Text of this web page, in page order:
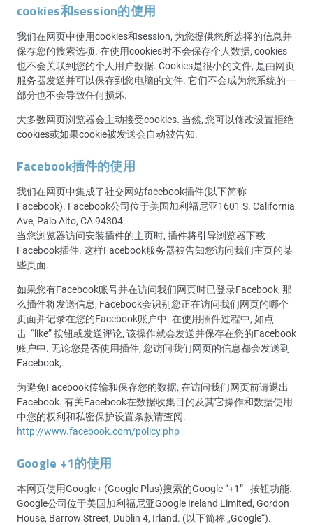
cookies和session的使用
我们在网页中使用cookies和session, 为您提供您所选择的信息并
保存您的搜索选项. 在使用cookies时不会保存个人数据, cookies
也不会关联到您的个人用户数据. Cookies是很小的文件, 是由网页
服务器发送并可以保存到您电脑的文件. 它们不会成为您系统的一
部分也不会导致任何损坏.
大多数网页浏览器会主动接受cookies. 当然, 您可以修改设置拒绝
cookies或如果cookie被发送会自动被告知.
Facebook插件的使用
我们在网页中集成了社交网站facebook插件(以下简称
Facebook). Facebook公司位于美国加利福尼亚1601 S. California
Ave, Palo Alto, CA 94304.
当您浏览器访问安装插件的主页时, 插件将引导浏览器下载
Facebook插件. 这样Facebook服务器被告知您访问我们主页的某
些页面.
如果您有Facebook账号并在访问我们网页时已登录Facebook, 那
么插件将发送信息, Facebook会识别您正在访问我们网页的哪个
页面并记录在您的Facebook账户中. 在使用插件过程中, 如点
击 “like” 按钮或发送评论, 该操作就会发送并保存在您的Facebook
账户中. 无论您是否使用插件, 您访问我们网页的信息都会发送到
Facebook,.
为避免Facebook传输和保存您的数据, 在访问我们网页前请退出
Facebook. 有关Facebook在数据收集目的及其它操作和数据使用
中您的权利和私密保护设置条款请查阅:
http://www.facebook.com/policy.php
Google +1的使用
本网页使用Google+ (Google Plus)搜索的Google “+1” - 按钮功能.
Google公司位于美国加利福尼亚Google Ireland Limited, Gordon
House, Barrow Street, Dublin 4, Irland. (以下简称 „Google“).